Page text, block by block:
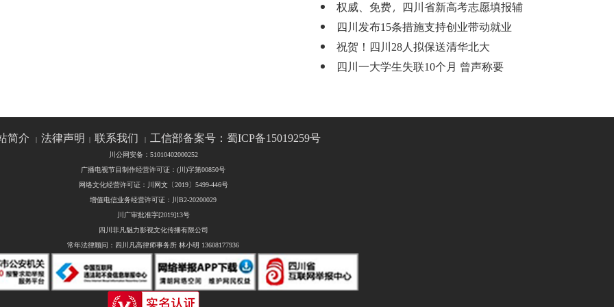
权威、免费，四川省新高考志愿填报辅
四川发布15条措施支持创业带动就业
祝贺！四川28人拟保送清华北大
四川一大学生失联10个月 曾声称要
简介 | 法律声明 |联系我们 | 工信部备案号：蜀ICP备15019259号
川公网安备：51010402000252
广播电视节目制作经营许可证：(川)字第00850号
网络文化经营许可证：川网文〔2019〕5499-446号
增值电信业务经营许可证：川B2-20200029
川广审批准字[2019]13号
四川非凡魅力影视文化传播有限公司
常年法律顾问：四川凡高律师事务所 林小明 13608177936